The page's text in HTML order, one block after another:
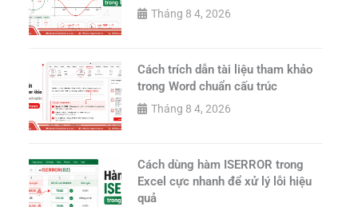
Tháng 8 4, 2026
Cách trích dẫn tài liệu tham khảo
trong Word chuẩn cấu trúc
Tháng 8 4, 2026
Cách dùng hàm ISERROR trong
Excel cực nhanh để xử lý lỗi hiệu
quả